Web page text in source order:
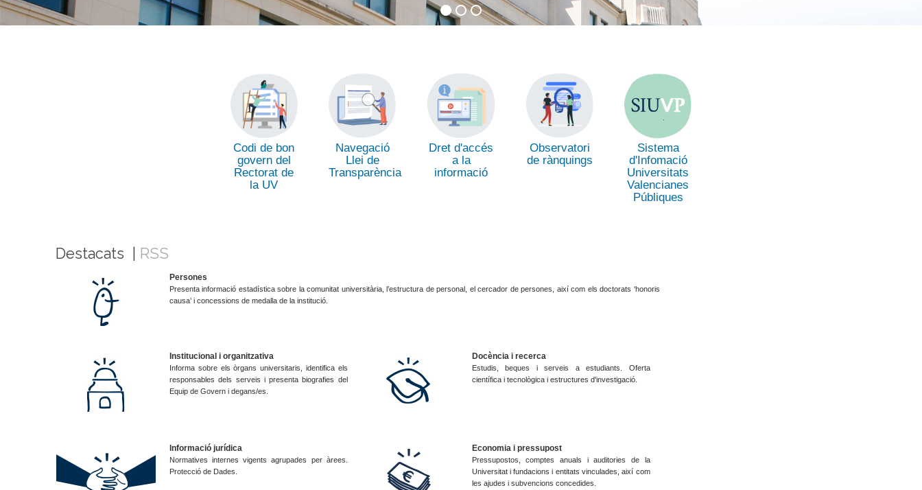
Codi de bon
govern del
Rectorat de
la UV
Navegació
Llei de
Transparència
Dret d'accés
a la
informació
Observatori
de rànquings
Sistema
d'Infomació
Universitats
Valencianes
Públiques
Destacats | RSS
Persones
Presenta informació estadística sobre la comunitat universitària, l’estructura de personal, el cercador de persones, així com els doctorats ‘honoris
causa’ i concessions de medalla de la institució.
Institucional i organitzativa
Informa sobre els òrgans universitaris, identifica els
responsables dels serveis i presenta biografies del
Equip de Govern i degans/es.
Docència i recerca
Estudis, beques i serveis a estudiants. Oferta
científica i tecnològica i estructures d'investigació.
Informació jurídica
Normatives internes vigents agrupades per àrees.
Protecció de Dades.
Economia i pressupost
Pressupostos, comptes anuals i auditories de la
Universitat i fundacions i entitats vinculades, així com
les ajudes i subvencions concedides.